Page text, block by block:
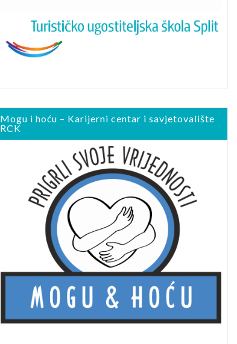
Mogu i hoću – Karijerni centar i savjetovalište
RCK